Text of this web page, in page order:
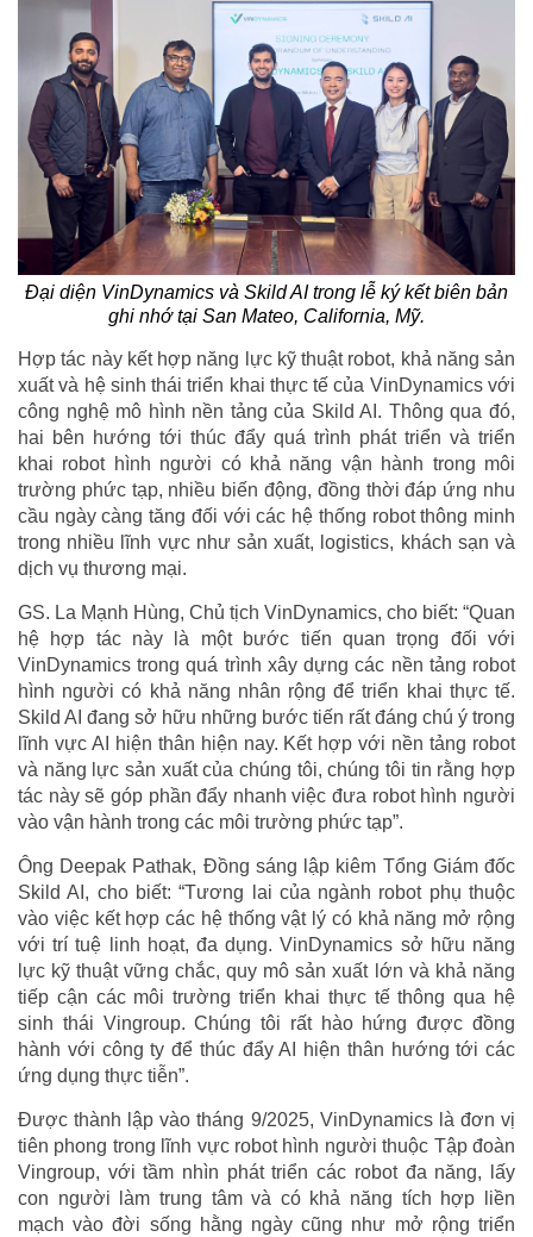
Đại diện VinDynamics và Skild AI trong lễ ký kết biên bản
ghi nhớ tại San Mateo, California, Mỹ.
Hợp tác này kết hợp năng lực kỹ thuật robot, khả năng sản
xuất và hệ sinh thái triển khai thực tế của VinDynamics với
công nghệ mô hình nền tảng của Skild AI. Thông qua đó,
hai bên hướng tới thúc đẩy quá trình phát triển và triển
khai robot hình người có khả năng vận hành trong môi
trường phức tạp, nhiều biến động, đồng thời đáp ứng nhu
cầu ngày càng tăng đối với các hệ thống robot thông minh
trong nhiều lĩnh vực như sản xuất, logistics, khách sạn và
dịch vụ thương mại.
GS. La Mạnh Hùng, Chủ tịch VinDynamics, cho biết: “Quan
hệ hợp tác này là một bước tiến quan trọng đối với
VinDynamics trong quá trình xây dựng các nền tảng robot
hình người có khả năng nhân rộng để triển khai thực tế.
Skild AI đang sở hữu những bước tiến rất đáng chú ý trong
lĩnh vực AI hiện thân hiện nay. Kết hợp với nền tảng robot
và năng lực sản xuất của chúng tôi, chúng tôi tin rằng hợp
tác này sẽ góp phần đẩy nhanh việc đưa robot hình người
vào vận hành trong các môi trường phức tạp”.
Ông Deepak Pathak, Đồng sáng lập kiêm Tổng Giám đốc
Skild AI, cho biết: “Tương lai của ngành robot phụ thuộc
vào việc kết hợp các hệ thống vật lý có khả năng mở rộng
với trí tuệ linh hoạt, đa dụng. VinDynamics sở hữu năng
lực kỹ thuật vững chắc, quy mô sản xuất lớn và khả năng
tiếp cận các môi trường triển khai thực tế thông qua hệ
sinh thái Vingroup. Chúng tôi rất hào hứng được đồng
hành với công ty để thúc đẩy AI hiện thân hướng tới các
ứng dụng thực tiễn”.
Được thành lập vào tháng 9/2025, VinDynamics là đơn vị
tiên phong trong lĩnh vực robot hình người thuộc Tập đoàn
Vingroup, với tầm nhìn phát triển các robot đa năng, lấy
con người làm trung tâm và có khả năng tích hợp liền
mạch vào đời sống hằng ngày cũng như mở rộng triển